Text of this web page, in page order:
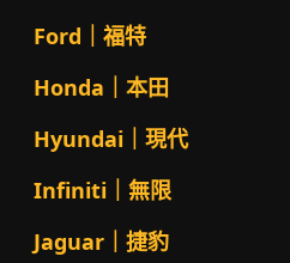
Ford｜福特
Honda｜本田
Hyundai｜現代
Infiniti｜無限
Jaguar｜捷豹